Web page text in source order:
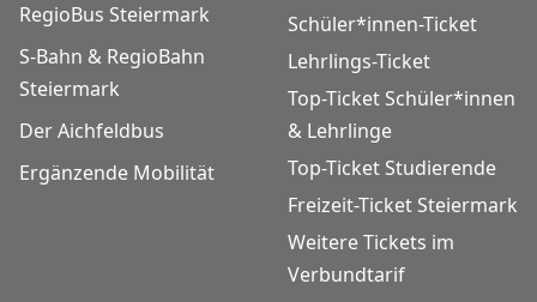
RegioBus Steiermark
S-Bahn & RegioBahn
Steiermark
Der Aichfeldbus
Ergänzende Mobilität
Schüler*innen-Ticket
Lehrlings-Ticket
Top-Ticket Schüler*innen
& Lehrlinge
Top-Ticket Studierende
Freizeit-Ticket Steiermark
Weitere Tickets im
Verbundtarif